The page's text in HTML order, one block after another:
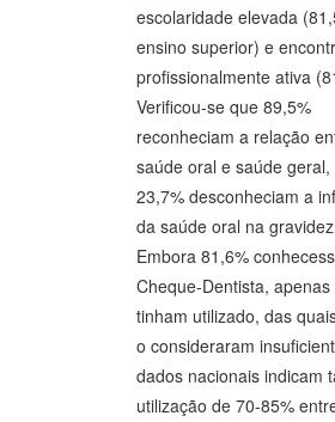
escolaridade elevada
ensino superior) e
profissionalmente ativa
Verificou-se que 89,5%
reconheciam a relação
saúde oral e saúde geral,
23,7% desconheciam a
da saúde oral na
Embora 81,6%
Cheque-Dentista, apenas
tinham utilizado, das
o consideraram
dados nacionais indicam
utilização de 70-85%